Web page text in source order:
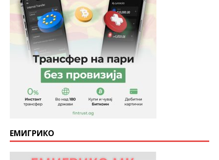
ЕМИГРИКО